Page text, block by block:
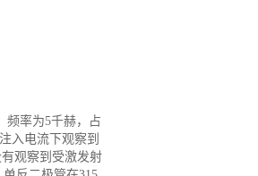
频率为5千赫，占
入电流下观察到
观察到受激发射